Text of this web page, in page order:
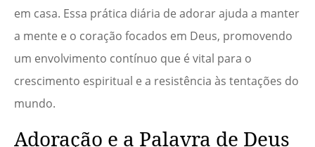
em casa. Essa prática diária de adorar ajuda a manter
a mente e o coração focados em Deus, promovendo
um envolvimento contínuo que é vital para o
crescimento espiritual e a resistência às tentações do
mundo.
Adoração e a Palavra de Deus